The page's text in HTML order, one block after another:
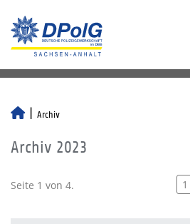
Archiv
Archiv 2023
Seite 1 von 4. 1